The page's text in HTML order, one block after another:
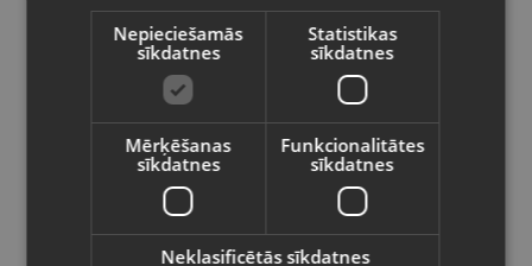
valodā
Valsts
Latviešu / Latvian
Nepieciešamās
sīkdatnes
Statistikas
sīkdatnes
Mērķēšanas
sīkdatnes
Funkcionalitātes
sīkdatnes
Neklasificētās sīkdatnes